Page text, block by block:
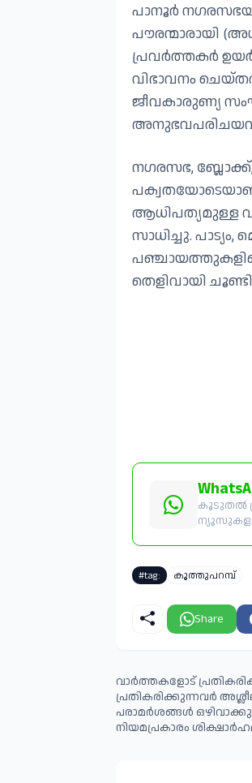
പാനൂർ
പൗരന്മാരായി
പ്രവർത്തകർ
വിഭാവനം
ജീവകാരുണ്യ
നഗരസഭ, ബ്ലോക്ക്,
ആധിപത്യമുള്ള
സാധിച്ചു.
പഞ്ചായത്തുകളിലെ
തെളിവായി
കൂടുതൽ
ന്യൂസുകളും
#tag: കൂത്തുപറമ്പ്
Share
വാർത്തകളോട്
പ്രതികരിക്കുന്നവര്‍
പരാമര്‍ശങ്ങള്‍
നിയമപ്രകാരം